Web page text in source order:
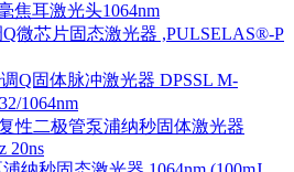
焦耳激光头1064nm
微芯片固态激光器 ,PULSELAS®-P
Q固体脉冲激光器 DPSSL M-
1064nm
性二极管泵浦纳秒固体激光器
20ns